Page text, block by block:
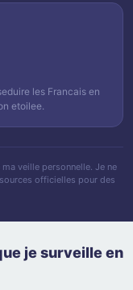
les Francais en
etoilee.
veille personnelle. Je ne
officielles pour des
je surveille en